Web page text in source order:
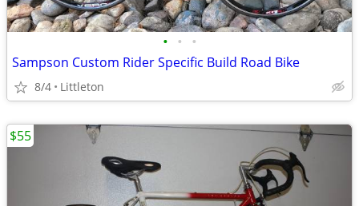
• • •
Sampson Custom Rider Specific Build Road Bike
8/4 Littleton
$55